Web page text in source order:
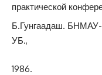
практической
Б.Гунгаадаш. БНМАУ-
УБ.,
1986.